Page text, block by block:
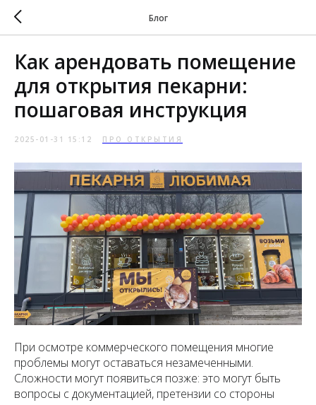
Блог
Как арендовать помещение
для открытия пекарни:
пошаговая инструкция
2025-01-31 15:12 ПРО ОТКРЫТИЯ
При осмотре коммерческого помещения многие
проблемы могут оставаться незамеченными.
Сложности могут появиться позже: это могут быть
вопросы с документацией, претензии со стороны